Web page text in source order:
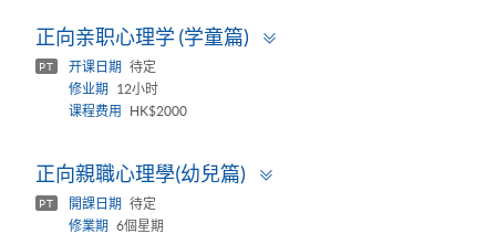
正向亲职心理学 (学童篇)
PT 开课日期
待定
修业期
12小时
课程费用
HK$2000
正向親職心理學(幼兒篇)
PT 開課日期
待定
修業期
6個星期